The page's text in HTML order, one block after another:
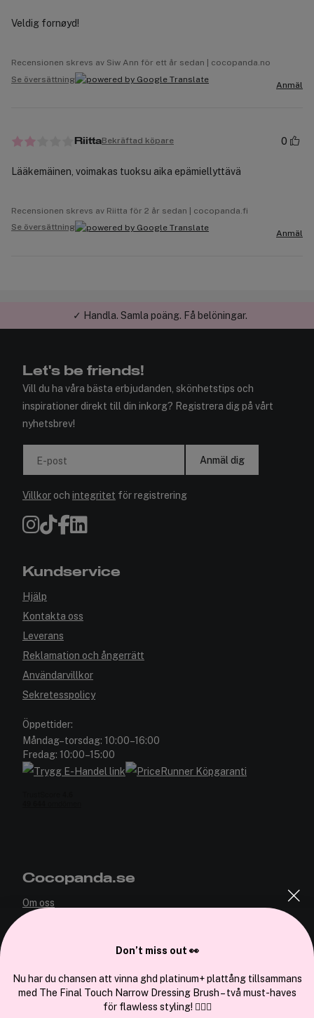
Veldig fornøyd!
Recensionen skrevs av Siw Ann för ett år sedan | cocopanda.no
Se översättning
Anmäl
RiittaBekräftad köpare 0
Lääkemäinen, voimakas tuoksu aika epämiellyttävä
Recensionen skrevs av Riitta för 2 år sedan | cocopanda.fi
Se översättning
Anmäl
✓ Handla. Samla poäng. Få belöningar.
Let's be friends!
Vill du ha våra bästa erbjudanden, skönhetstips och
inspirationer direkt till din inkorg? Registrera dig på vårt
nyhetsbrev!
E-post Anmäl dig
Villkor och integritet för registrering
Kundservice
Hjälp
Kontakta oss
Leverans
Reklamation och ångerrätt
Användarvillkor
Sekretesspolicy
Öppettider:
Måndag–torsdag: 10:00–16:00
Fredag: 10:00–15:00
Cocopanda.se
Om oss
Don’t miss out 👀
Nu har du chansen att vinna ghd platinum+ plattång tillsammans
med The Final Touch Narrow Dressing Brush – två must-haves
för flawless styling! 💇‍♀️✨